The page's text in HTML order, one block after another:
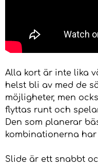
Alla kort är inte lika
helst bli av med de
möjligheter, men
flyttas runt och
Den som planerar
kombinationerna
Slide är ett snabbt